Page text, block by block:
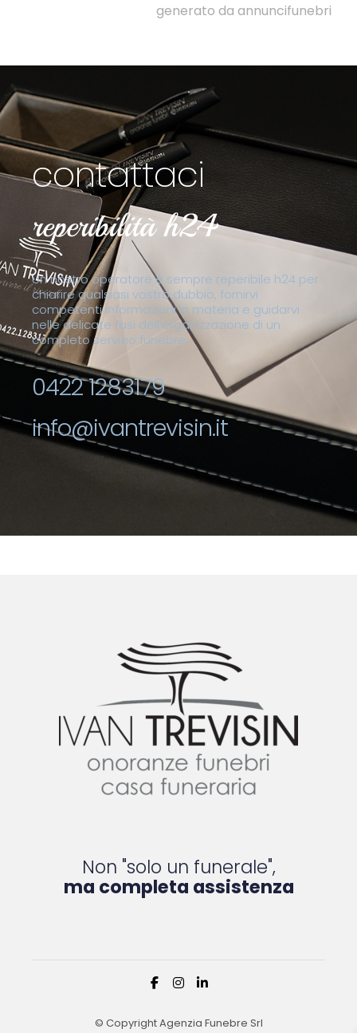
generato da annuncifunebri
contattaci
reperibilità h24
Un nostro operatore è sempre reperibile h24 per
chiarire qualsiasi vostro dubbio, fornirvi
competenti informazioni in materia e guidarvi
nelle delicate fasi dell’organizzazione di un
completo servizio funebre.
0422 1283179
info@ivantrevisin.it
Non "solo un funerale",
ma completa assistenza
© Copyright Agenzia Funebre Srl